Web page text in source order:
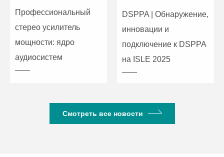
Профессиональный
стерео усилитель
мощности: ядро
аудиосистем
DSPPA | Обнаружение,
инновации и
подключение к DSPPA
на ISLE 2025
Смотреть все новости